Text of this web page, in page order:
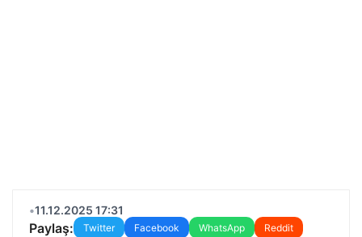
•11.12.2025 17:31
Paylaş: Twitter Facebook WhatsApp
Reddit